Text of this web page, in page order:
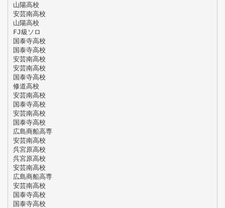
山陽高校
安芸南高校
山陽高校
FJ級ソロ
国泰寺高校
国泰寺高校
安芸南高校
安芸南高校
国泰寺高校
修道高校
安芸南高校
国泰寺高校
安芸南高校
国泰寺高校
広島商船高専
安芸南高校
呉宮原高校
呉宮原高校
安芸南高校
広島商船高専
安芸南高校
国泰寺高校
国泰寺高校